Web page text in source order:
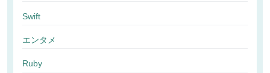
Swift
エンタメ
Ruby